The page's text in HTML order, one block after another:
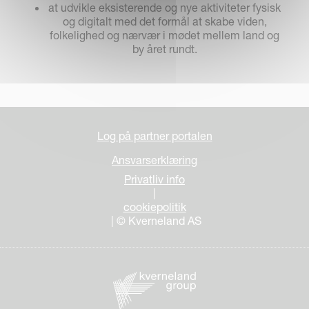
at udvikle eksisterende og nye aktiviteter fysisk
og digitalt med det formål at skabe viden,
folkelighed og nærvær i mødet mellem land og
by året rundt.
Log på partner portalen
Ansvarserklæring
Privatliv info
|
cookiepolitik
| © Kverneland AS